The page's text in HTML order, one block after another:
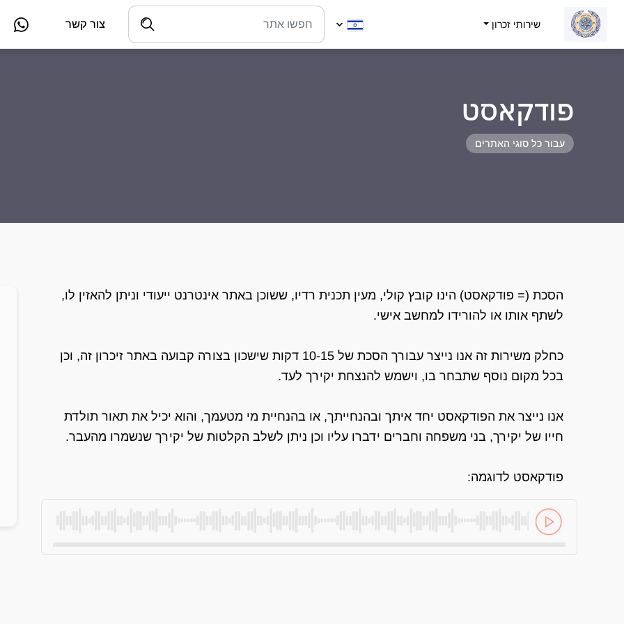
שירותי זכרון צור קשר
פודקאסט
עבור כל סוגי האתרים
הסכת (= פודקאסט) הינו קובץ קולי, מעין תכנית רדיו, ששוכן באתר אינטרנט ייעודי וניתן להאזין לו,
לשתף אותו או להורידו למחשב אישי.
כחלק משירות זה אנו נייצר עבורך הסכת של 10-15 דקות שישכון בצורה קבועה באתר זיכרון זה, וכן
בכל מקום נוסף שתבחר בו, וישמש להנצחת יקירך לעד.
אנו נייצר את הפודקאסט יחד איתך ובהנחייתך, או בהנחיית מי מטעמך, והוא יכיל את תאור תולדת
חייו של יקירך, בני משפחה וחברים ידברו עליו וכן ניתן לשלב הקלטות של יקירך שנשמרו מהעבר.
פודקאסט לדוגמה: